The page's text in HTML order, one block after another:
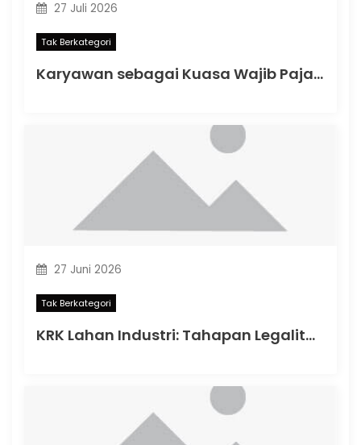
27 Juli 2026
Tak Berkategori
Karyawan sebagai Kuasa Wajib Pajak: Apa yang Berubah dalam PMK Nomor 44 Tahun 2026?
27 Juni 2026
Tak Berkategori
KRK Lahan Industri: Tahapan Legalitas Penting Sebelum Memulai Aktivitas Industri di Indonesia